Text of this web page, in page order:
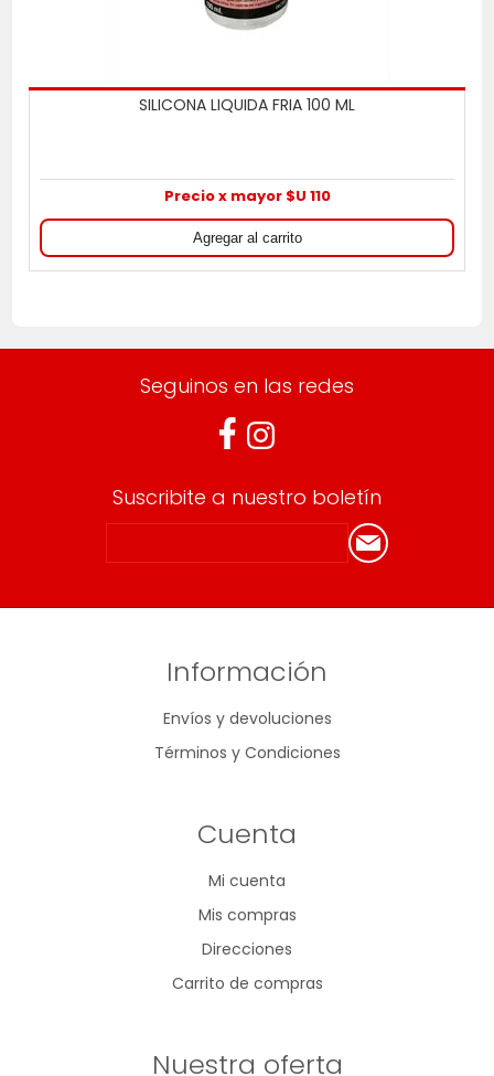
SILICONA LIQUIDA FRIA 100 ML
Precio x mayor $U 110
Seguinos en las redes
Suscribite a nuestro boletín
Información
Envíos y devoluciones
Términos y Condiciones
Cuenta
Mi cuenta
Mis compras
Direcciones
Carrito de compras
Nuestra oferta